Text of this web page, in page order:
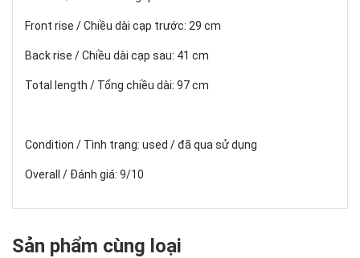
Front rise / Chiều dài cạp trước: 29 cm
Back rise / Chiều dài cạp sau: 41 cm
Total length / Tổng chiều dài: 97 cm
Condition / Tình trạng: used / đã qua sử dụng
Overall / Đánh giá: 9/10
Sản phẩm cùng loại